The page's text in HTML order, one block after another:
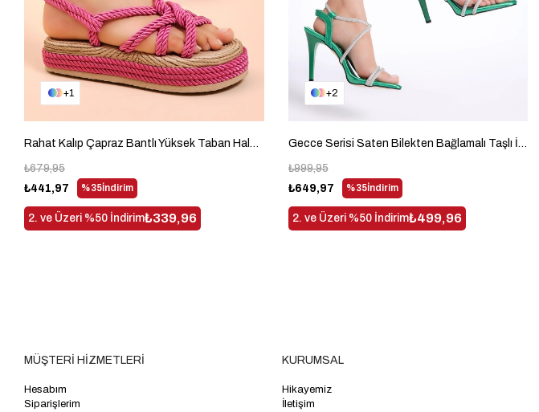
1
Rahat Kalıp Çapraz Bantlı Yüksek Taban Halat Kadın Fuşya Terlik TBHMTSRS040
%35İndirim
₺441,97
₺679,95
2. ve Üzeri %50 İndirim₺339,96
2
Gecce Serisi Saten Bilekten Bağlamalı Taşlı İnce Kadın Yeşil Topuklu Ayakkabı TBGECCEMDNZ991
%35İndirim
₺649,97
₺999,95
2. ve Üzeri %50 İndirim₺499,96
MÜŞTERİ HİZMETLERİ
Hesabım
Siparişlerim
KURUMSAL
Hikayemiz
İletişim